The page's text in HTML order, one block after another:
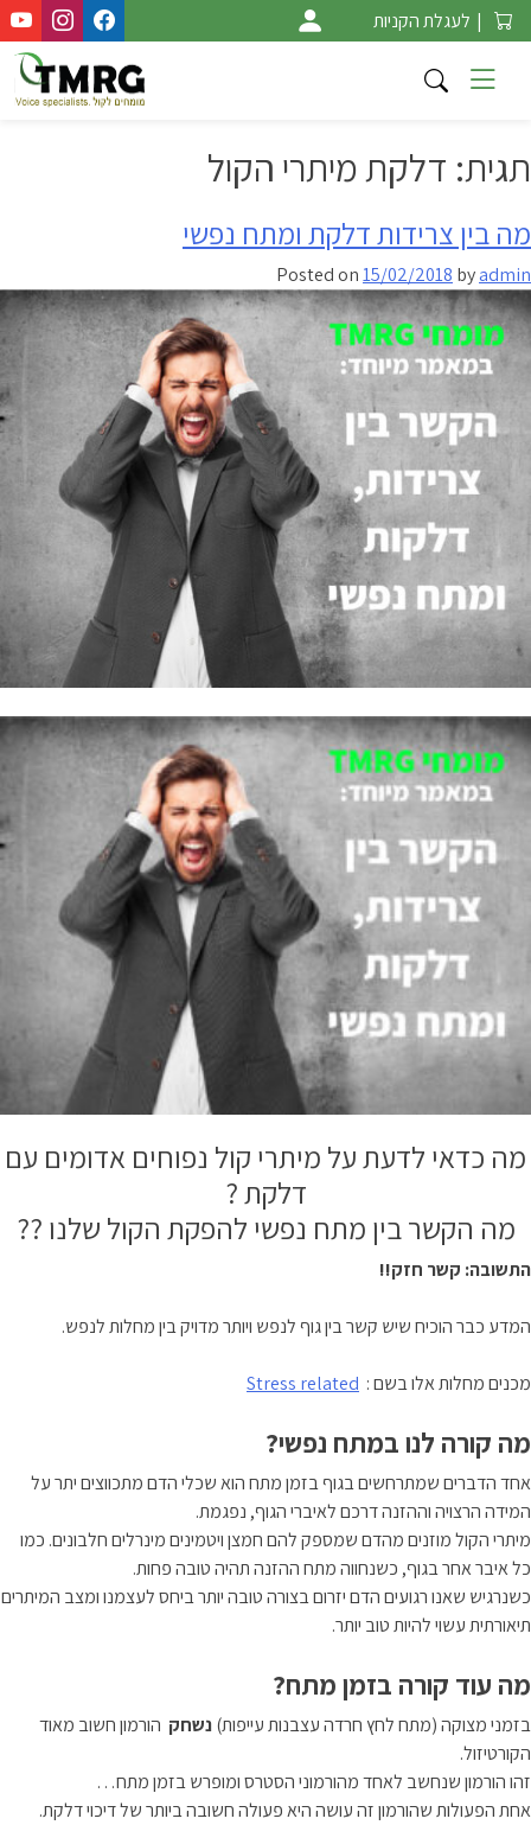
Skip
to
content
| לעגלת הקניות
תגית: דלקת מיתרי הקול
מה בין צרידות דלקת ומתח נפשי
Posted on15/02/2018 byadmin
מה כדאי לדעת על מיתרי קול נפוחים אדומים עם
דלקת ?
מה הקשר בין מתח נפשי להפקת הקול שלנו ??
התשובה: קשר חזק!!
המדע כבר הוכיח שיש קשר בין גוף לנפש ויותר מדויק בין מחלות לנפש.
מכנים מחלות אלו בשם : Stress related
מה קורה לנו במתח נפשי?
אחד הדברים שמתרחשים בגוף בזמן מתח הוא שכלי הדם מתכווצים יתר על
המידה הרצויה וההזנה דרכם לאיברי הגוף, נפגמת.
מיתרי הקול מוזנים מהדם שמספק להם חמצן ויטמינים מינרלים חלבונים. כמו
כל איבר אחר בגוף, כשנחווה מתח ההזנה תהיה טובה פחות.
כשנרגיש שאנו רגועים הדם יזרום בצורה טובה יותר ביחס לעצמנו ומצב המיתרים
תיאורתית עשוי להיות טוב יותר.
מה עוד קורה בזמן מתח?
בזמני מצוקה (מתח לחץ חרדה עצבנות עייפות)נשחק הורמון חשוב מאוד
הקורטיזול.
זהו הורמון שנחשב לאחד מהורמוני הסטרס ומופרש בזמן מתח…
אחת הפעולות שהורמון זה עושה היא פעולה חשובה ביותר של דיכוי דלקת.